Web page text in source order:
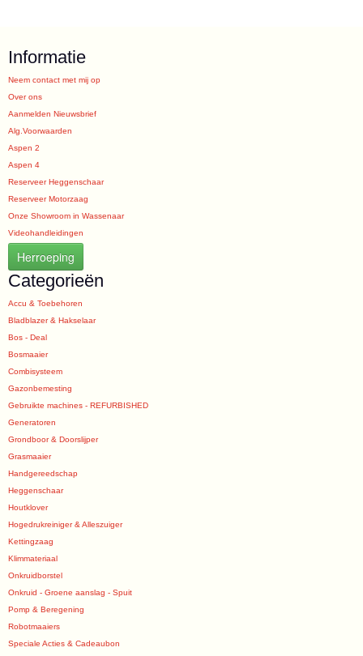
Informatie
Neem contact met mij op
Over ons
Aanmelden Nieuwsbrief
Alg.Voorwaarden
Aspen 2
Aspen 4
Reserveer Heggenschaar
Reserveer Motorzaag
Onze Showroom in Wassenaar
Videohandleidingen
Herroeping
Categorieën
Accu & Toebehoren
Bladblazer & Hakselaar
Bos - Deal
Bosmaaier
Combisysteem
Gazonbemesting
Gebruikte machines - REFURBISHED
Generatoren
Grondboor & Doorslijper
Grasmaaier
Handgereedschap
Heggenschaar
Houtklover
Hogedrukreiniger & Alleszuiger
Kettingzaag
Klimmateriaal
Onkruidborstel
Onkruid - Groene aanslag - Spuit
Pomp & Beregening
Robotmaaiers
Speciale Acties & Cadeaubon